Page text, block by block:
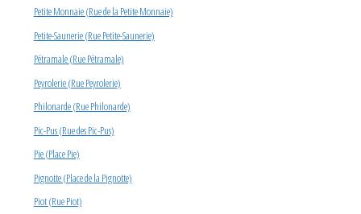
Petite Monnaie (Rue de la Petite Monnaie)
Petite-Saunerie (Rue Petite-Saunerie)
Pétramale (Rue Pétramale)
Peyrolerie (Rue Peyrolerie)
Philonarde (Rue Philonarde)
Pic-Pus (Rue des Pic-Pus)
Pie (Place Pie)
Pignotte (Place de la Pignotte)
Piot (Rue Piot)